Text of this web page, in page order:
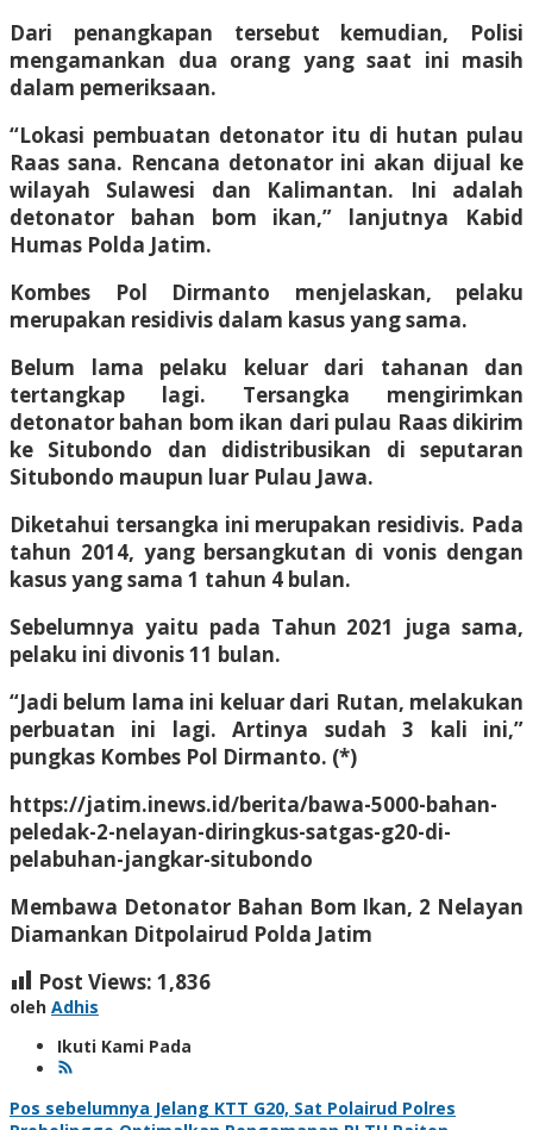
Dari penangkapan tersebut kemudian, Polisi
mengamankan dua orang yang saat ini masih
dalam pemeriksaan.
“Lokasi pembuatan detonator itu di hutan pulau
Raas sana. Rencana detonator ini akan dijual ke
wilayah Sulawesi dan Kalimantan. Ini adalah
detonator bahan bom ikan,” lanjutnya Kabid
Humas Polda Jatim.
Kombes Pol Dirmanto menjelaskan, pelaku
merupakan residivis dalam kasus yang sama.
Belum lama pelaku keluar dari tahanan dan
tertangkap lagi. Tersangka mengirimkan
detonator bahan bom ikan dari pulau Raas dikirim
ke Situbondo dan didistribusikan di seputaran
Situbondo maupun luar Pulau Jawa.
Diketahui tersangka ini merupakan residivis. Pada
tahun 2014, yang bersangkutan di vonis dengan
kasus yang sama 1 tahun 4 bulan.
Sebelumnya yaitu pada Tahun 2021 juga sama,
pelaku ini divonis 11 bulan.
“Jadi belum lama ini keluar dari Rutan, melakukan
perbuatan ini lagi. Artinya sudah 3 kali ini,”
pungkas Kombes Pol Dirmanto. (*)
https://jatim.inews.id/berita/bawa-5000-bahan-
peledak-2-nelayan-diringkus-satgas-g20-di-
pelabuhan-jangkar-situbondo
Membawa Detonator Bahan Bom Ikan, 2 Nelayan
Diamankan Ditpolairud Polda Jatim
Post Views: 1,836
oleh Adhis
Ikuti Kami Pada
Navigasi
Pos sebelumnya Jelang KTT G20, Sat Polairud Polres